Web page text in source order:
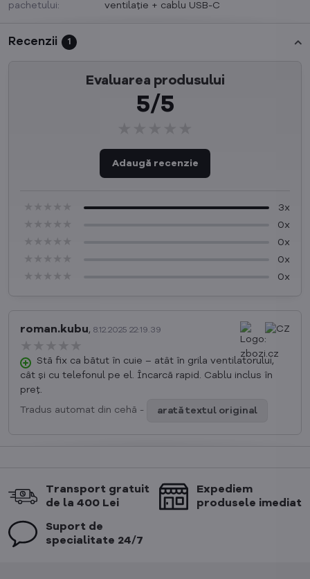
pachetului:
ventilație + cablu USB-C
Recenzii 1
Evaluarea produsului
5/5
Adaugă recenzie
3x
0x
0x
0x
0x
roman.kubu, 8.12.2025 22:19.39
Stă fix ca bătut în cuie – atât în grila ventilatorului,
cât și cu telefonul pe el. Încarcă rapid. Cablu inclus în
preț.
Tradus automat din cehă - arată textul original
Transport gratuit
de la 400 Lei
Expediem
produsele imediat
Suport de
specialitate 24/7